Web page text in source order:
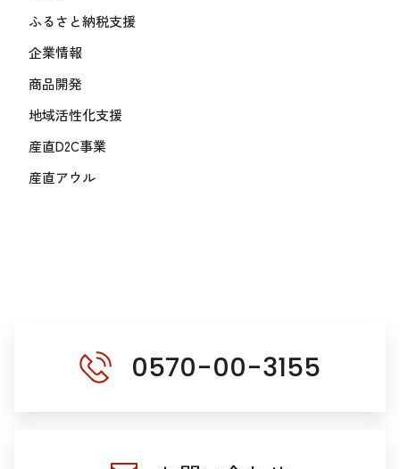
ふるさと納税支援
企業情報
商品開発
地域活性化支援
産直D2C事業
産直アウル
0570-00-3155